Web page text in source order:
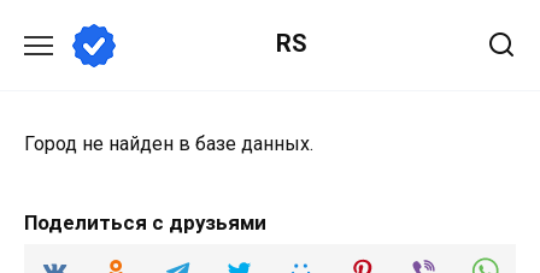
содержанию
RS
Город не найден в базе данных.
Поделиться с друзьями